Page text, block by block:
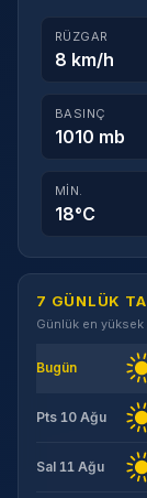
RÜZGAR
8 km/h
BASINÇ
1010 mb
MIN.
18°C
7 GÜNLÜK
Günlük en
Bugün
Pts 10 Ağu
Sal 11 Ağu